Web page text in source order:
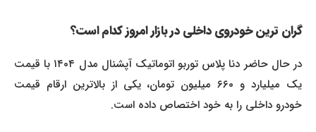
گران ترین خودروی داخلی در بازار امروز کدام است؟
در حال حاضر دنا پلاس توربو اتوماتیک آپشنال مدل ۱۴۰۴ با قیمت
یک میلیارد و ۶۶۰ میلیون تومان، یکی از بالاترین ارقام قیمت
خودرو داخلی را به خود اختصاص داده است.